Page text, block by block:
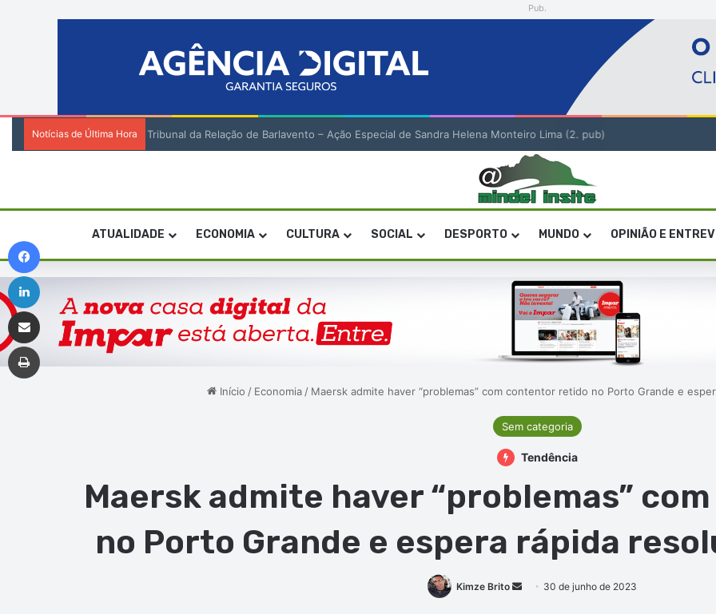
Pub.
Notícias de Última Hora Tribunal da Relação de Barlavento – Ação Especial de Sandra Helena Monteiro Lima (2. pub)
ATUALIDADE ECONOMIA CULTURA SOCIAL DESPORTO MUNDO OPINIÃO E
Início / Economia/ Maersk admite haver “problemas” com contentor retido no Porto Grande e
Sem categoria
Tendência
Maersk admite haver “problemas”
no Porto Grande e espera rápida
Kimze Brito
Mande30 de junho de 2023
Linkedin
Imprimir